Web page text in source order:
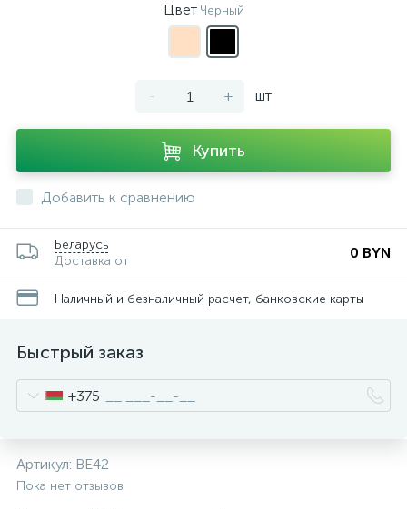
Цвет Черный
- + шт
Купить
Добавить к сравнению
Беларусь
Доставка от
0 BYN
Наличный и безналичный расчет, банковские карты
Быстрый заказ
+375
Артикул: BE42
Пока нет отзывов